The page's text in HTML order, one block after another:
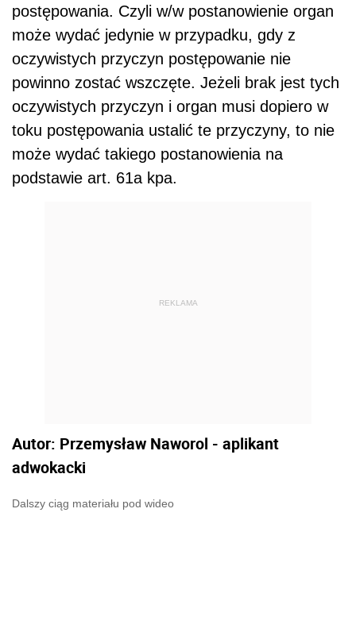
postępowania. Czyli w/w postanowienie organ
może wydać jedynie w przypadku, gdy z
oczywistych przyczyn postępowanie nie
powinno zostać wszczęte. Jeżeli brak jest tych
oczywistych przyczyn i organ musi dopiero w
toku postępowania ustalić te przyczyny, to nie
może wydać takiego postanowienia na
podstawie art. 61a kpa.
REKLAMA
Autor: Przemysław Naworol - aplikant
adwokacki
Dalszy ciąg materiału pod wideo